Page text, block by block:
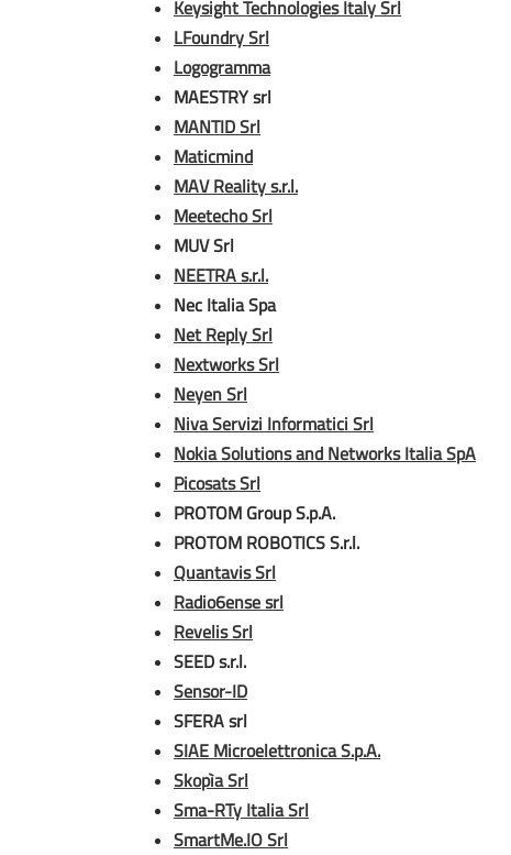
Keysight Technologies Italy Srl
LFoundry Srl
Logogramma
MAESTRY srl
MANTID Srl
Maticmind
MAV Reality s.r.l.
Meetecho Srl
MUV Srl
NEETRA s.r.l.
Nec Italia Spa
Net Reply Srl
Nextworks Srl
Neyen Srl
Niva Servizi Informatici Srl
Nokia Solutions and Networks Italia SpA
Picosats Srl
PROTOM Group S.p.A.
PROTOM ROBOTICS S.r.l.
Quantavis Srl
Radio6ense srl
Revelis Srl
SEED s.r.l.
Sensor-ID
SFERA srl
SIAE Microelettronica S.p.A.
Skopìa Srl
Sma-RTy Italia Srl
SmartMe.IO Srl